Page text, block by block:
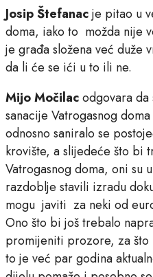
Josip Štefanacje pitao u
doma, iako to možda nije
je građa složena već duže
da li će se ići u to ili ne.
Mijo Močilacodgovara
sanacije Vatrogasnog
odnosno saniralo se
krovište, a slijedeće što bi
Vatrogasnog doma, oni su
razdoblje stavili izradu
mogu javiti za neki od
Ono što bi još trebalo
promijeniti prozore, za
to je već par godina